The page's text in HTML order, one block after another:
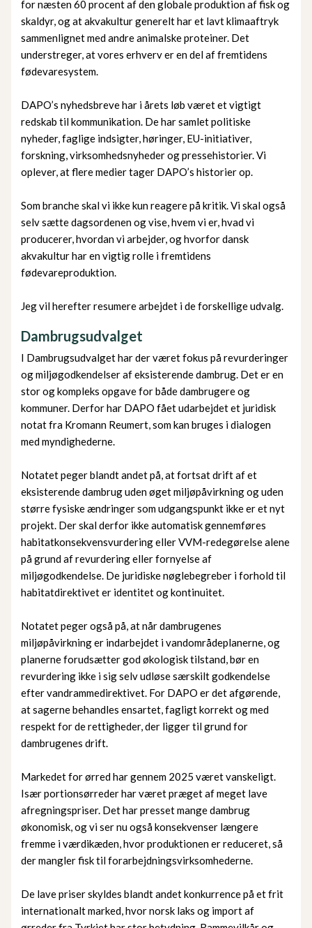
for næsten 60 procent af den globale produktion af fisk og
skaldyr, og at akvakultur generelt har et lavt klimaaftryk
sammenlignet med andre animalske proteiner. Det
understreger, at vores erhverv er en del af fremtidens
fødevaresystem.
DAPO’s nyhedsbreve har i årets løb været et vigtigt
redskab til kommunikation. De har samlet politiske
nyheder, faglige indsigter, høringer, EU-initiativer,
forskning, virksomhedsnyheder og pressehistorier. Vi
oplever, at flere medier tager DAPO’s historier op.
Som branche skal vi ikke kun reagere på kritik. Vi skal også
selv sætte dagsordenen og vise, hvem vi er, hvad vi
producerer, hvordan vi arbejder, og hvorfor dansk
akvakultur har en vigtig rolle i fremtidens
fødevareproduktion.
Jeg vil herefter resumere arbejdet i de forskellige udvalg.
Dambrugsudvalget
I Dambrugsudvalget har der været fokus på revurderinger
og miljøgodkendelser af eksisterende dambrug. Det er en
stor og kompleks opgave for både dambrugere og
kommuner. Derfor har DAPO fået udarbejdet et juridisk
notat fra Kromann Reumert, som kan bruges i dialogen
med myndighederne.
Notatet peger blandt andet på, at fortsat drift af et
eksisterende dambrug uden øget miljøpåvirkning og uden
større fysiske ændringer som udgangspunkt ikke er et nyt
projekt. Der skal derfor ikke automatisk gennemføres
habitatkonsekvensvurdering eller VVM-redegørelse alene
på grund af revurdering eller fornyelse af
miljøgodkendelse. De juridiske nøglebegreber i forhold til
habitatdirektivet er identitet og kontinuitet.
Notatet peger også på, at når dambrugenes
miljøpåvirkning er indarbejdet i vandområdeplanerne, og
planerne forudsætter god økologisk tilstand, bør en
revurdering ikke i sig selv udløse særskilt godkendelse
efter vandrammedirektivet. For DAPO er det afgørende,
at sagerne behandles ensartet, fagligt korrekt og med
respekt for de rettigheder, der ligger til grund for
dambrugenes drift.
Markedet for ørred har gennem 2025 været vanskeligt.
Især portionsørreder har været præget af meget lave
afregningspriser. Det har presset mange dambrug
økonomisk, og vi ser nu også konsekvenser længere
fremme i værdikæden, hvor produktionen er reduceret, så
der mangler fisk til forarbejdningsvirksomhederne.
De lave priser skyldes blandt andet konkurrence på et frit
internationalt marked, hvor norsk laks og import af